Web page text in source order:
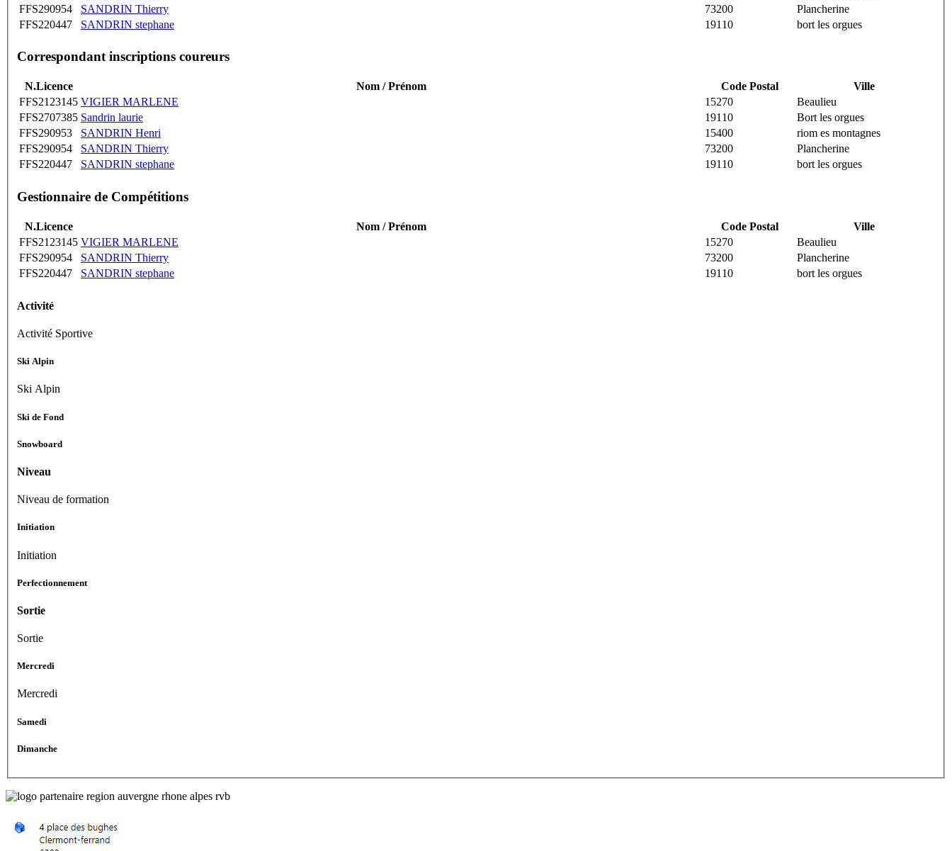
FFS290954
SANDRIN Thierry 73200
Plancherine
FFS220447
SANDRIN stephane 19110 bort les orgues
Correspondant inscriptions coureurs
N.Licence Nom / Prénom Code Postal
Ville
FFS2123145 VIGIER MARLENE 15270
Beaulieu
FFS2707385 Sandrin laurie 19110
Bort les orgues
FFS290953
SANDRIN Henri 15400
riom es montagnes
FFS290954
SANDRIN Thierry 73200
Plancherine
FFS220447
SANDRIN stephane 19110 bort les orgues
Gestionnaire de Compétitions
N.Licence Nom / Prénom Code Postal
Ville
FFS2123145 VIGIER MARLENE 15270
Beaulieu
FFS290954
SANDRIN Thierry 73200
Plancherine
FFS220447
SANDRIN stephane 19110 bort les orgues
Activité
Activité Sportive
Ski Alpin
Ski Alpin
Ski de Fond
Snowboard
Niveau
Niveau de formation
Initiation
Initiation
Perfectionnement
Sortie
Sortie
Mercredi
Mercredi
Samedi
Dimanche